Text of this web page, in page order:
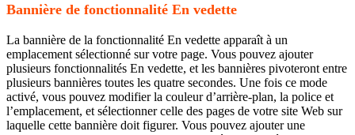
Bannière de fonctionnalité En vedette
La bannière de la fonctionnalité En vedette apparaît à un
emplacement sélectionné sur votre page. Vous pouvez ajouter
plusieurs fonctionnalités En vedette, et les bannières pivoteront entre
plusieurs bannières toutes les quatre secondes. Une fois ce mode
activé, vous pouvez modifier la couleur d’arrière-plan, la police et
l’emplacement, et sélectionner celle des pages de votre site Web sur
laquelle cette bannière doit figurer. Vous pouvez ajouter une